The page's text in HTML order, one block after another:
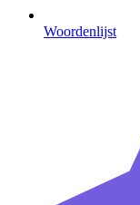
Woordenlijst